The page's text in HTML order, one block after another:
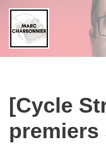
Aller
au
contenu
[Cycle